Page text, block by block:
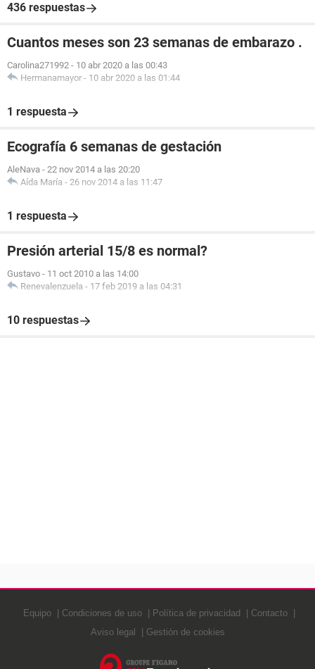
436 respuestas
Cuantos meses son 23 semanas de embarazo .
Carolina271992 - 10 abr 2020 a las 00:43
Hermanamayor - 10 abr 2020 a las 01:44
1 respuesta
Ecografía 6 semanas de gestación
AleNava - 22 nov 2014 a las 20:20
Aída María - 26 nov 2014 a las 11:47
1 respuesta
Presión arterial 15/8 es normal?
Gustavo - 11 oct 2010 a las 14:00
Renevalenzuela - 17 feb 2019 a las 04:31
10 respuestas
Equipo Condiciones de uso Política de privacidad
Contacto
Aviso legal
Gestión de cookies